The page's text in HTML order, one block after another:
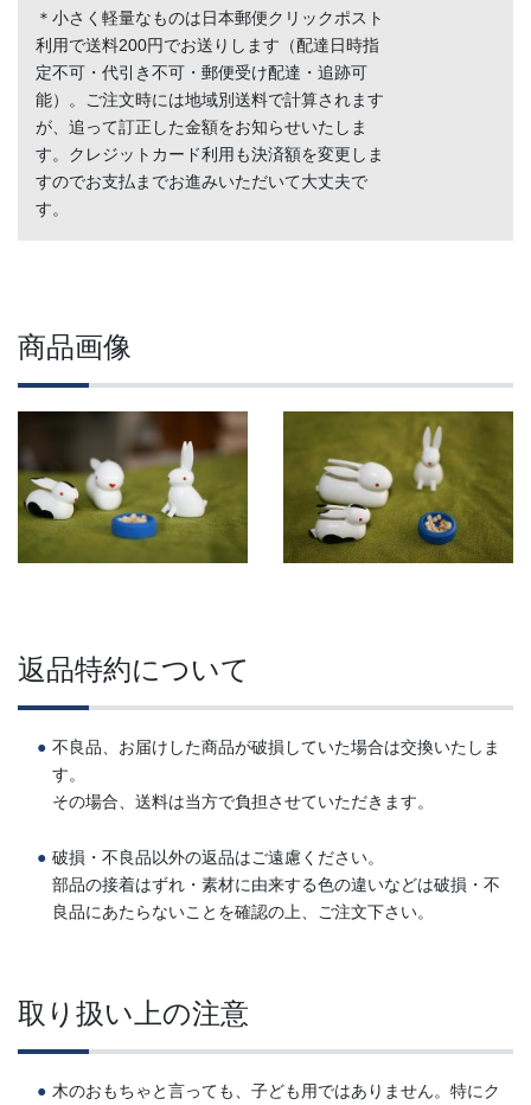
＊小さく軽量なものは日本郵便クリックポスト
利用で送料200円でお送りします（配達日時指
定不可・代引き不可・郵便受け配達・追跡可
能）。ご注文時には地域別送料で計算されます
が、追って訂正した金額をお知らせいたしま
す。クレジットカード利用も決済額を変更しま
すのでお支払までお進みいただいて大丈夫で
す。
商品画像
返品特約について
不良品、お届けした商品が破損していた場合は交換いたしま
す。
その場合、送料は当方で負担させていただきます。
破損・不良品以外の返品はご遠慮ください。
部品の接着はずれ・素材に由来する色の違いなどは破損・不
良品にあたらないことを確認の上、ご注文下さい。
取り扱い上の注意
木のおもちゃと言っても、子ども用ではありません。特にク